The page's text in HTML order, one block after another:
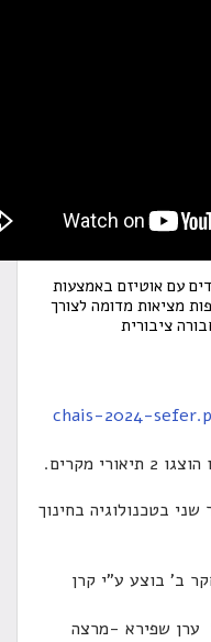
באמצעות
מציאות מדומה לצורך
chais-
בחינוך
ע"י קרן
-מרצה